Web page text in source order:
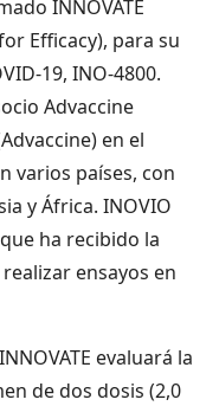
INNOVATE
Efficacy), para su
19, INO-4800.
Advaccine
en el
varios países, con
y África. INOVIO
ha recibido la
ensayos en
evaluará la
de dos dosis (2,0